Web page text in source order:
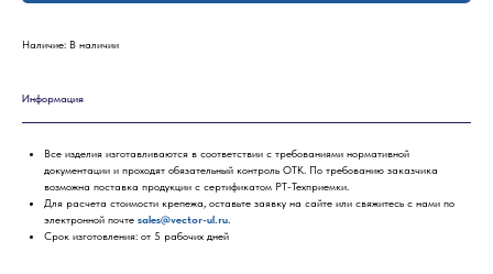
Наличие: В наличии
Информация
Все изделия изготавливаются в соответствии с требованиями нормативной
документации и проходят обязательный контроль ОТК. По требованию заказчика
возможна поставка продукции с сертификатом РТ-Техприемки.
Для расчета стоимости крепежа, оставьте заявку на сайте или свяжитесь с нами по
электронной почте sales@vector-ul.ru.
Срок изготовления: от 5 рабочих дней